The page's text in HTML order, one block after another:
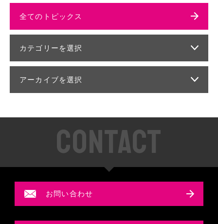
全てのトピックス
カテゴリーを選択
アーカイブを選択
CONTACT
お問い合わせ